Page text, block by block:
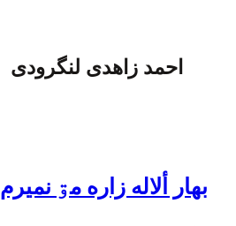
احمد زاهدی لنگرودی
بهار ألاله زاره مۊ نميرم